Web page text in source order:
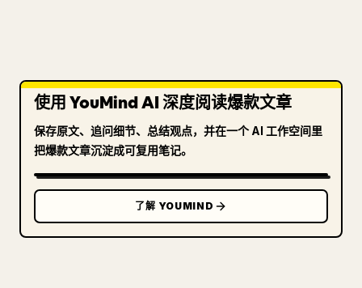
使用 YouMind AI 深度阅读爆款文章
保存原文、追问细节、总结观点，并在一个 AI 工作空间里
把爆款文章沉淀成可复用笔记。
了解 YOUMIND